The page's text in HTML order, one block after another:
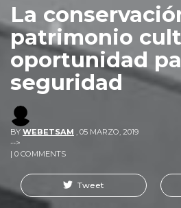
La
patrimonio
oportunidad
seguridad
BY WEBETSAM
05 MARZO, 2019
-->
| 0 COMMENTS
Tweet